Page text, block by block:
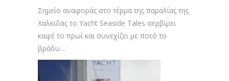
Σημείο αναφοράς στο τέρμα της παραλίας της
Χαλκιδας το Yacht Seaside Tales σερβίρει
καφέ το πρωί και συνεχίζει με ποτό το
βράδυ…